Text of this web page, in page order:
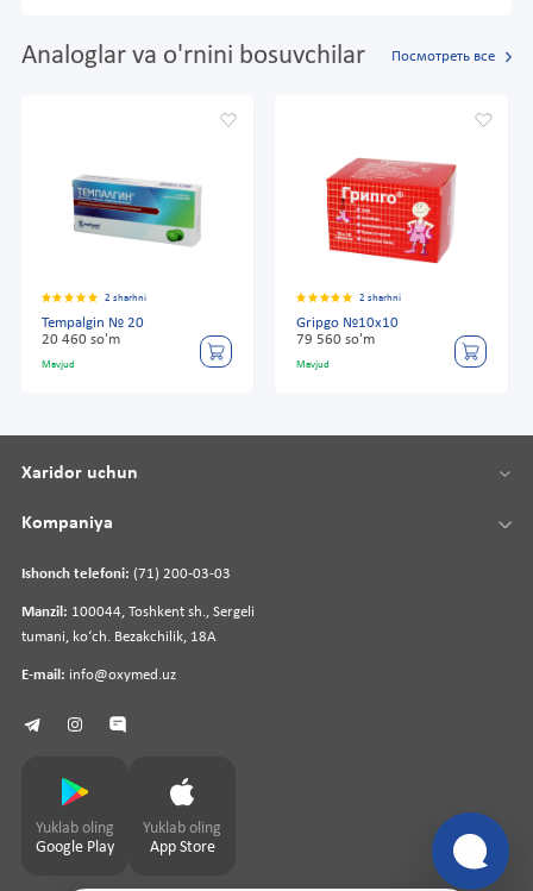
Analoglar va o'rnini bosuvchilar Посмотреть все
2 sharhni
Tempalgin № 20
20 460 so'm
Mavjud
2 sharhni
Gripgo №10x10
79 560 so'm
Mavjud
Ishonch telefoni: (71) 200-03-03
Manzil: 100044, Toshkent sh., Sergeli
tumani, koʻch. Bezakchilik, 18A
E-mail: info@oxymed.uz
Xaridor uchun
Kompaniya
Yuklab oling
Google Play
Yuklab oling
App Store